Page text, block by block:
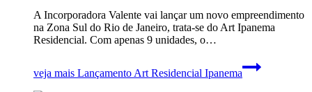
A Incorporadora Valente vai lançar um novo empreendimento
na Zona Sul do Rio de Janeiro, trata-se do Art Ipanema
Residencial. Com apenas 9 unidades, o…
veja mais Lançamento Art Residencial Ipanema